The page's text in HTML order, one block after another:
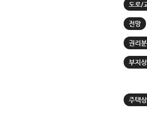
도로/
전망
권리
부지
주택